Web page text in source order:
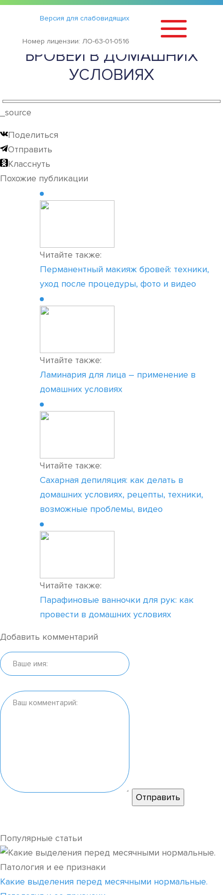
Версия для слабовидящих
Номер лицензии: ЛО-63-01-0516
Статьи ›
СПОСОБЫ КОРРЕКЦИИ
БРОВЕЙ В ДОМАШНИХ
УСЛОВИЯХ
_source
Поделиться
Отправить
Класснуть
Похожие публикации
Читайте также:
Перманентный макияж бровей: техники,
уход после процедуры, фото и видео
Читайте также:
Ламинария для лица – применение в
домашних условиях
Читайте также:
Сахарная депиляция: как делать в
домашних условиях, рецепты, техники,
возможные проблемы, видео
Читайте также:
Парафиновые ванночки для рук: как
провести в домашних условиях
Добавить комментарий
Популярные статьи
Какие выделения перед месячными нормальные.